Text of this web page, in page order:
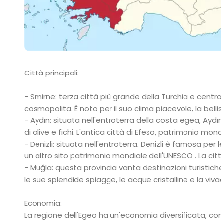
Città principali:
- Smirne: terza città più grande della Turchia e
cosmopolita. È noto per il suo clima piacevole, la
- Aydın: situata nell'entroterra della costa egea,
di olive e fichi. L'antica città di Efeso, patrimonio
- Denizli: situata nell'entroterra, Denizli è famosa
un altro sito patrimonio mondiale dell'UNESCO . La
- Muğla: questa provincia vanta destinazioni
le sue splendide spiagge, le acque cristalline e la
Economia:
La regione dell'Egeo ha un'economia diversificata,